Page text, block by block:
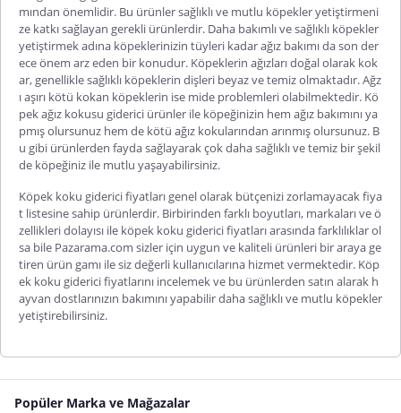
mından önemlidir. Bu ürünler sağlıklı ve mutlu köpekler yetiştirmeni
ze katkı sağlayan gerekli ürünlerdir. Daha bakımlı ve sağlıklı köpekler
yetiştirmek adına köpeklerinizin tüyleri kadar ağız bakımı da son der
ece önem arz eden bir konudur. Köpeklerin ağızları doğal olarak kok
ar, genellikle sağlıklı köpeklerin dişleri beyaz ve temiz olmaktadır. Ağz
ı aşırı kötü kokan köpeklerin ise mide problemleri olabilmektedir. Kö
pek ağız kokusu giderici ürünler ile köpeğinizin hem ağız bakımını ya
pmış olursunuz hem de kötü ağız kokularından arınmış olursunuz. B
u gibi ürünlerden fayda sağlayarak çok daha sağlıklı ve temiz bir şekil
de köpeğiniz ile mutlu yaşayabilirsiniz.
Köpek koku giderici fiyatları genel olarak bütçenizi zorlamayacak fiya
t listesine sahip ürünlerdir. Birbirinden farklı boyutları, markaları ve ö
zellikleri dolayısı ile köpek koku giderici fiyatlarıarasında farklılıklar ol
sa bile Pazarama.com sizler için uygun ve kaliteli ürünleri bir araya ge
tiren ürün gamı ile siz değerli kullanıcılarına hizmet vermektedir. Köp
ek koku giderici fiyatlarını incelemek ve bu ürünlerden satın alarak h
ayvan dostlarınızın bakımını yapabilir daha sağlıklı ve mutlu köpekler
yetiştirebilirsiniz.
Popüler Marka ve Mağazalar